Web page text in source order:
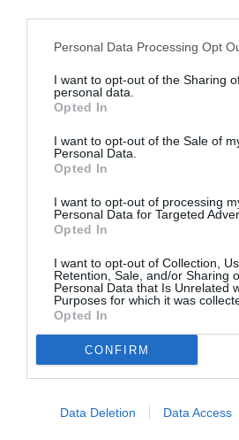
Personal Data Processing Opt
I want to opt-out of the Sharing
personal data.
Opted In
I want to opt-out of the Sale of
Personal Data.
Opted In
I want to opt-out of processing
Personal Data for Targeted
Opted In
I want to opt-out of Collection,
Retention, Sale, and/or Sharing
Personal Data that Is Unrelated
Purposes for which it was
Opted In
CONFIRM
Data Deletion Data Access
Σχετικά
Το Ροκ το Ελληνικό:
Ο Κώστας Τουρνάς
και ο Διονύσης
Τσακνής στο
Θέατρο Άλσος ΔΕΗ
Η